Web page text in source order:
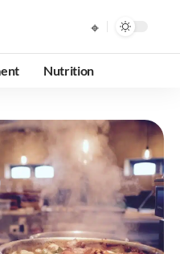
Nutrition